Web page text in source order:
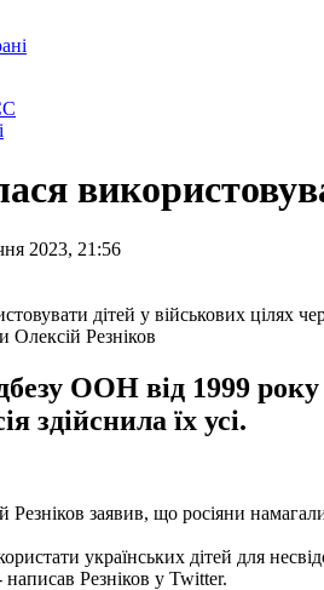
2023, 21:56
Олексій Резніков
ООН від 1999
здійснила їх усі.
Резніков заявив, що росіяни
українських дітей для
Резніков у Twitter.